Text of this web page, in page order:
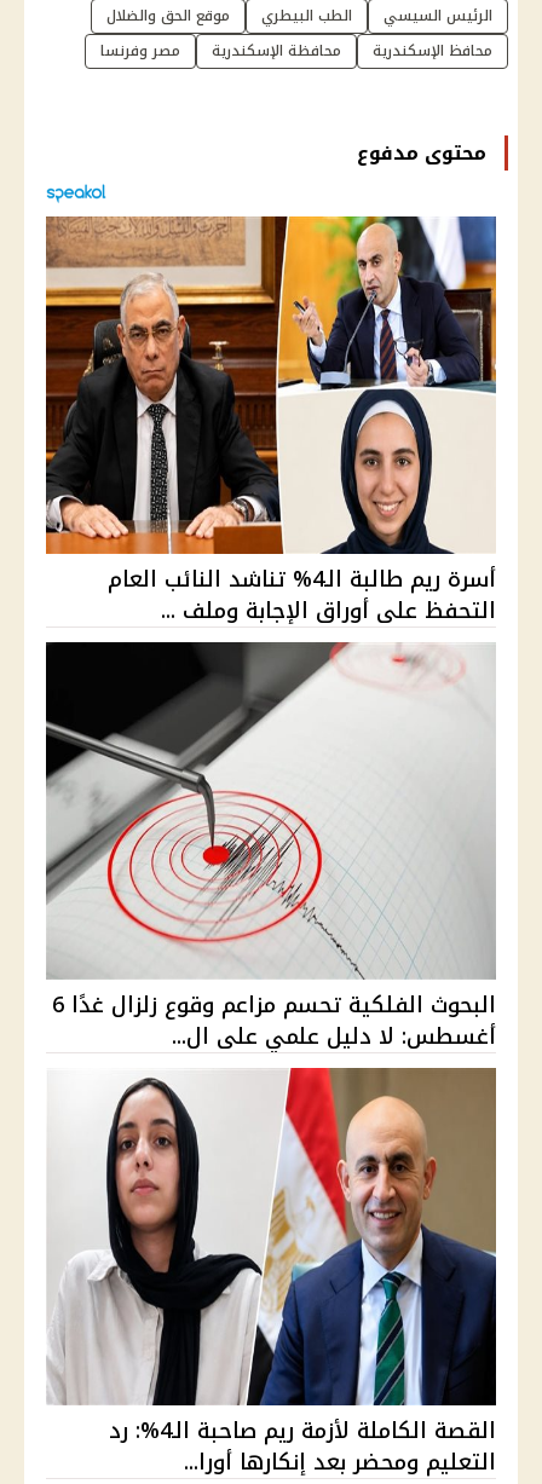
الرئيس السيسي الطب البيطري
موقع الحق والضلال
محافظ الإسكندرية
محافظة الإسكندرية مصر وفرنسا
محتوى مدفوع
أسرة ريم طالبة الـ4% تناشد النائب العام
التحفظ على أوراق الإجابة وملف ...
البحوث الفلكية تحسم مزاعم وقوع زلزال غدًا 6
أغسطس: لا دليل علمي على ال...
القصة الكاملة لأزمة ريم صاحبة الـ4%: رد
التعليم ومحضر بعد إنكارها أورا...